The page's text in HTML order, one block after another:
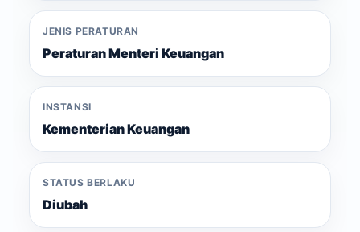
JENIS PERATURAN
Peraturan Menteri Keuangan
INSTANSI
Kementerian Keuangan
STATUS BERLAKU
Diubah